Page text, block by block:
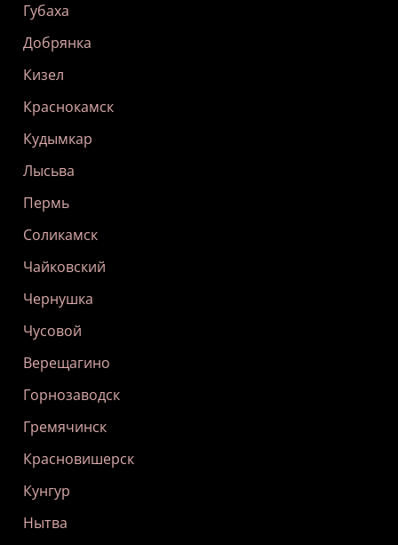
Губаха
Добрянка
Кизел
Краснокамск
Кудымкар
Лысьва
Пермь
Соликамск
Чайковский
Чернушка
Чусовой
Верещагино
Горнозаводск
Гремячинск
Красновишерск
Кунгур
Нытва